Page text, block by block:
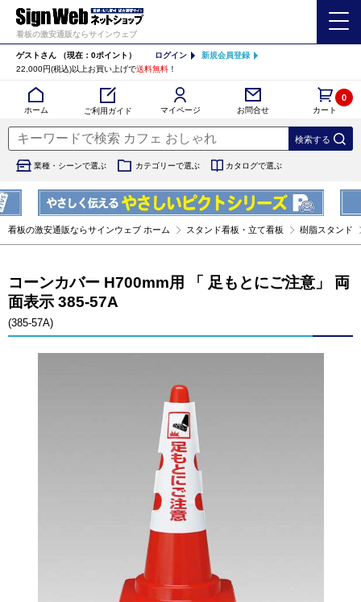
看板の激安通販ならサインウェブ
ゲストさん （現在：0ポイント） ログイン
新規会員登録
22,000円(税込)以上お買い上げで送料無料 ！
ホーム ご利用ガイド マイページ お問合せ カート
0
業種・シーンで選ぶ カテゴリーで選ぶ カタログで選ぶ
看板の激安通販ならサインウェブ ホーム スタンド看板・立て看板 樹脂スタンド
コーンカバー H700mm用 「 足もとにご注意」 両
面表示 385-57A
(385-57A)